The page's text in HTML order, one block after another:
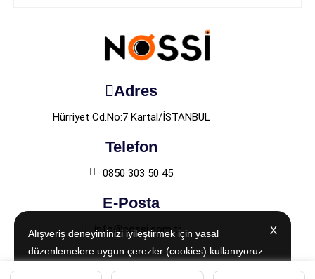
X
Alışveriş deneyiminizi iyileştirmek için yasal
düzenlemelere uygun çerezler (cookies) kullanıyoruz.
Detaylı bilgiyeAydınlatma Metnisayfamızdan
Adres
Hürriyet Cd.No:7 Kartal/İSTANBUL
Telefon
0850 303 50 45
E-Posta
info@nossi.com.tr X
Alışveriş deneyiminizi iyileştirmek için yasal
düzenlemelere uygun çerezler (cookies) kullanıyoruz.
Detaylı bilgiyeAydınlatma Metnisayfamızdan